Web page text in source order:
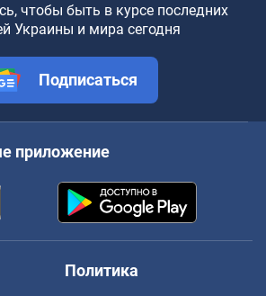
чтобы быть в курсе последних
Украины и мира сегодня
Подписаться
приложение
Политика